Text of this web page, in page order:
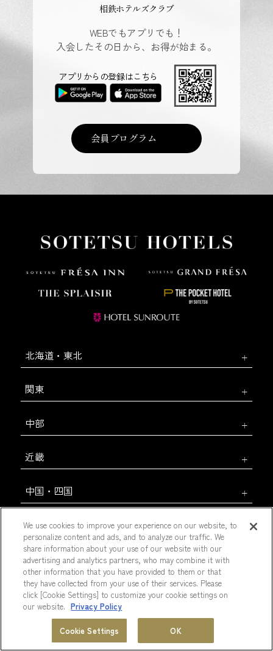
ホテル一覧 会員プログラム
相鉄ホテルズクラブ
WEBでもアプリでも！
入会したその日から、お得が始まる。
会員プログラム
アプリからの登録はこちら
北海道・東北
関東
中部
近畿
中国・四国
九州
海外
We use cookies to improve your experience on our website, to
personalize content and ads, and to analyze our traffic. We
share information about your use of our website with our
advertising and analytics partners, who may combine it with
other information that you have provided to them or that
they have collected from your use of their services. Please
click [Cookie Settings] to customize your cookie settings on
our website. Privacy Policy
Cookie Settings OK